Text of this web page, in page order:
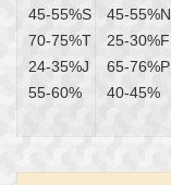
45-55%S
70-75%T
24-35%J
55-60%
45-55%N
25-30%F
65-76%P
40-45%